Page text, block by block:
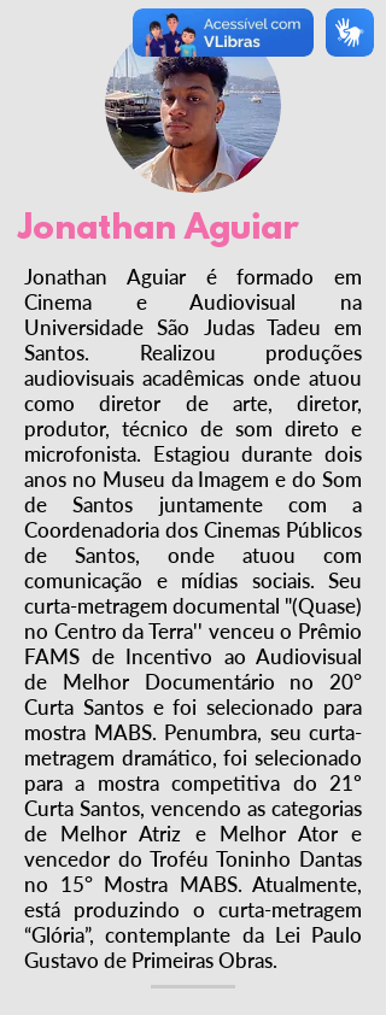
Jonathan Aguiar
Jonathan Aguiar é formado em
Cinema e Audiovisual na
Universidade São Judas Tadeu em
Santos. Realizou produções
audiovisuais acadêmicas onde atuou
como diretor de arte, diretor,
produtor, técnico de som direto e
microfonista. Estagiou durante dois
anos no Museu da Imagem e do Som
de Santos juntamente com a
Coordenadoria dos Cinemas Públicos
de Santos, onde atuou com
comunicação e mídias sociais. Seu
curta-metragem documental "(Quase)
no Centro da Terra'' venceu o Prêmio
FAMS de Incentivo ao Audiovisual
de Melhor Documentário no 20°
Curta Santos e foi selecionado para
mostra MABS. Penumbra, seu curta-
metragem dramático, foi selecionado
para a mostra competitiva do 21º
Curta Santos, vencendo as categorias
de Melhor Atriz e Melhor Ator e
vencedor do Troféu Toninho Dantas
no 15° Mostra MABS. Atualmente,
está produzindo o curta-metragem
“Glória”, contemplante da Lei Paulo
Gustavo de Primeiras Obras.